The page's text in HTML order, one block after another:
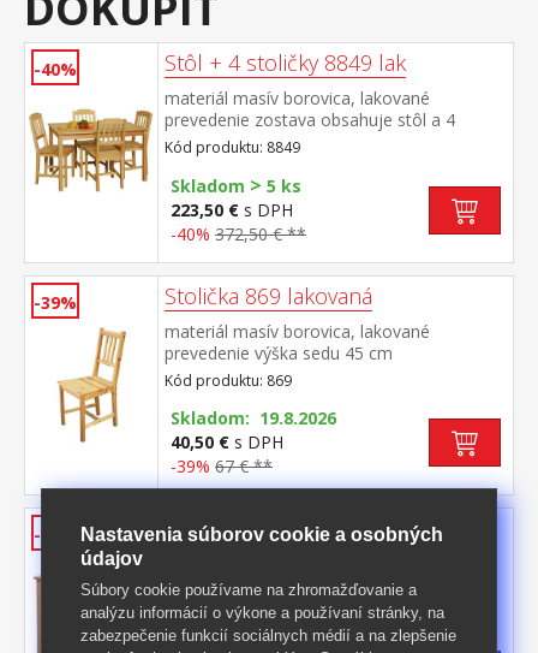
-40% Stôl + 4 stoličky 8849 lak
materiál masív borovica, lakované
prevedenie zostava obsahuje stôl a 4
stoličky, výška sedu stoličky 45 cm rozmer
stola (š/h/v) 118 × 75 × 73 cm rozmer
stoličky (š/h/v) 41 × 42 × 86 cm
Kód produktu: 8849
Skladom > 5 ks
223,50 € s DPH
-40% 372,50 € **
-39% Stolička 869 lakovaná
materiál masív borovica, lakované
prevedenie výška sedu 45 cm
Kód produktu: 869
Skladom: 19.8.2026
40,50 € s DPH
-39% 67 € **
-40% Jedálenský stôl 8842 lakovaný
prevedenie
Kód produktu: 8842
Nastavenia súborov cookie a osobných
údajov
Súbory cookie používame na zhromažďovanie a
analýzu informácií o výkone a používaní stránky, na
zabezpečenie funkcií sociálnych médií a na zlepšenie